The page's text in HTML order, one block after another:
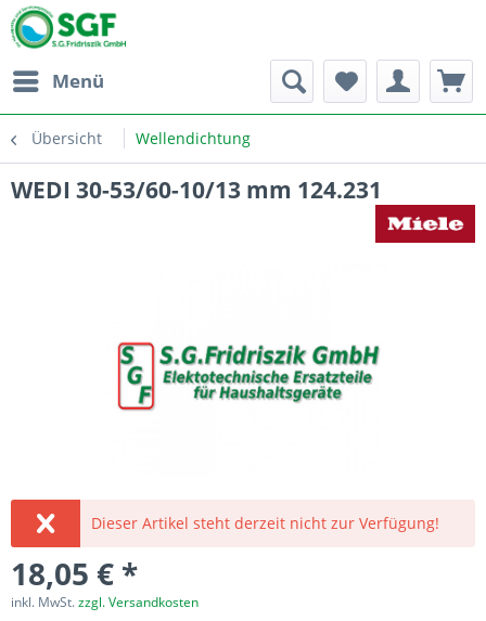
Menü
Übersicht Wellendichtung
WEDI 30-53/60-10/13 mm 124.231
Dieser Artikel steht derzeit nicht zur Verfügung!
18,05 € *
inkl. MwSt.zzgl. Versandkosten